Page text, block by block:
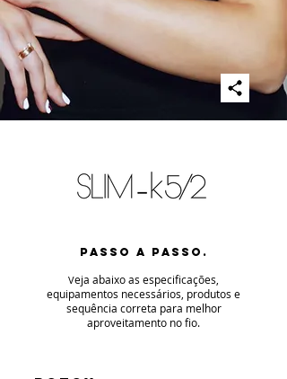
PASSO A PASSO.
Veja abaixo as especificações,
equipamentos necessários, produtos e
sequência correta para melhor
aproveitamento no fio.